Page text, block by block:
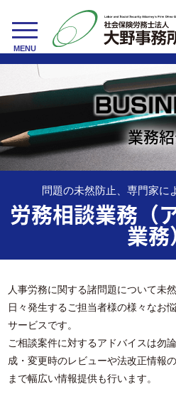
toggle
navigation
MENU
業務
問題の未然防止、専門家に
労務相談業務（
業務
人事労務に関する諸問題について未
日々発生するご担当者様の様々なお
サービスです。
ご相談案件に対するアドバイスは勿
成・変更時のレビューや法改正情報
まで幅広い情報提供も行います。